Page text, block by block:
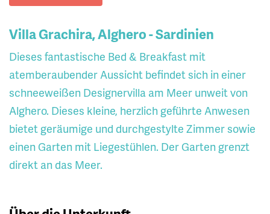
Villa Grachira, Alghero - Sardinien
Dieses fantastische Bed & Breakfast mit
atemberaubender Aussicht befindet sich in einer
schneeweißen Designervilla am Meer unweit von
Alghero. Dieses kleine, herzlich geführte Anwesen
bietet geräumige und durchgestylte Zimmer sowie
einen Garten mit Liegestühlen. Der Garten grenzt
direkt an das Meer.